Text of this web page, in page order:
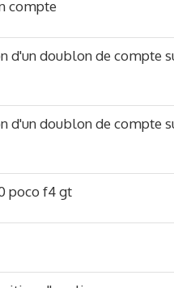
compte
d'un doublon de compte
d'un doublon de compte
poco f4 gt